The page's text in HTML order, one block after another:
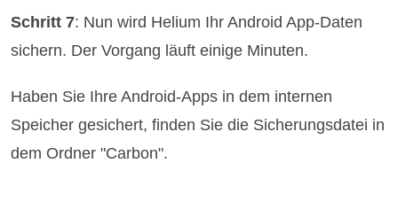
Schritt 7: Nun wird Helium Ihr Android App-Daten
sichern. Der Vorgang läuft einige Minuten.
Haben Sie Ihre Android-Apps in dem internen
Speicher gesichert, finden Sie die Sicherungsdatei in
dem Ordner "Carbon".